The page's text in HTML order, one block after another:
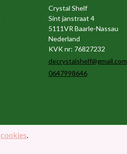
Crystal Shelf
Sint janstraat 4
5111VR Baarle-Nassau
Nederland
KVK nr: 76827232
decrystalshelf@gmail.com
0647998646
cookies.